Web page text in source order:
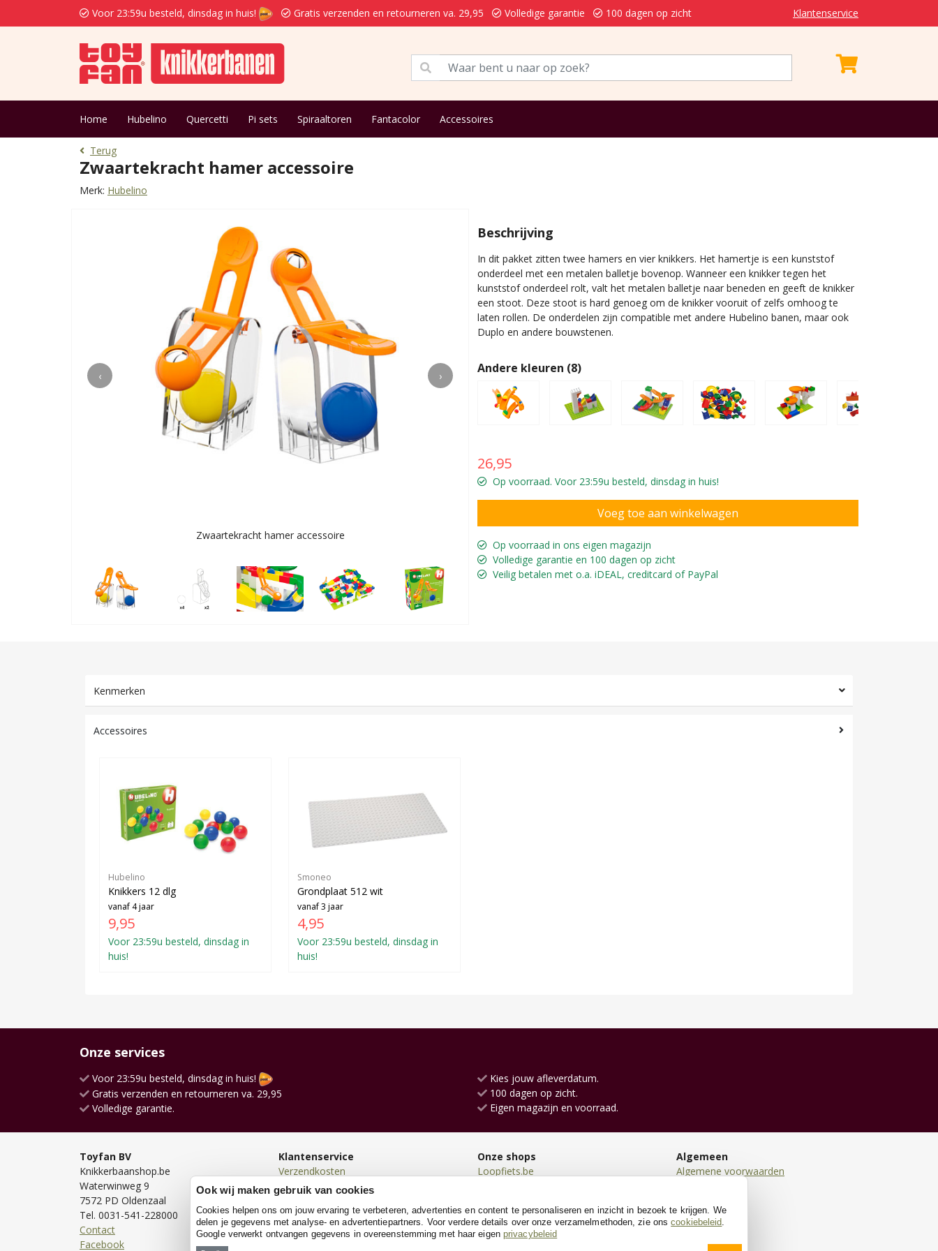
Voor 23:59u besteld, dinsdag in huis! Gratis verzenden en retourneren va. 29,95 Volledige garantie 100 dagen op zicht Klantenservice
Home Hubelino Quercetti Pi sets Spiraaltoren Fantacolor Accessoires
Terug
Zwaartekracht hamer accessoire
Merk: Hubelino
‹ ›
Zwaartekracht hamer accessoire
Beschrijving
In dit pakket zitten twee hamers en vier knikkers. Het hamertje is een kunststof
onderdeel met een metalen balletje bovenop. Wanneer een knikker tegen het
kunststof onderdeel rolt, valt het metalen balletje naar beneden en geeft de knikker
een stoot. Deze stoot is hard genoeg om de knikker vooruit of zelfs omhoog te
laten rollen. De onderdelen zijn compatible met andere Hubelino banen, maar ook
Duplo en andere bouwstenen.
Andere kleuren (8)
26,95
Op voorraad. Voor 23:59u besteld, dinsdag in huis!
Op voorraad in ons eigen magazijn
Volledige garantie en 100 dagen op zicht
Veilig betalen met o.a. iDEAL, creditcard of PayPal
Kenmerken
Accessoires
Hubelino
Knikkers 12 dlg
vanaf 4 jaar
9,95
Voor 23:59u besteld, dinsdag in
huis!
Smoneo
Grondplaat 512 wit
vanaf 3 jaar
4,95
Voor 23:59u besteld, dinsdag in
huis!
Onze services
Voor 23:59u besteld, dinsdag in huis!
Gratis verzenden en retourneren va. 29,95
Volledige garantie.
Kies jouw afleverdatum.
100 dagen op zicht.
Eigen magazijn en voorraad.
Toyfan BV
Knikkerbaanshop.be
Waterwinweg 9
7572 PD Oldenzaal
Tel. 0031-541-228000
Contact
Facebook
Klantenservice
Verzendkosten
Bezorgen
Betalen
Retourneren
Onze shops
Loopfiets.be
Poppenwagen.be
Go-cartshop.be
Algemeen
Algemene voorwaarden
Cookies
Ook wij maken gebruik van cookies
Cookies helpen ons om jouw ervaring te verbeteren, advertenties en content te personaliseren en inzicht in bezoek te krijgen. We
delen je gegevens met analyse- en advertentiepartners. Voor verdere details over onze verzamelmethoden, zie onscookiebeleid
Google verwerkt ontvangen gegevens in overeenstemming met haar eigen privacybeleid